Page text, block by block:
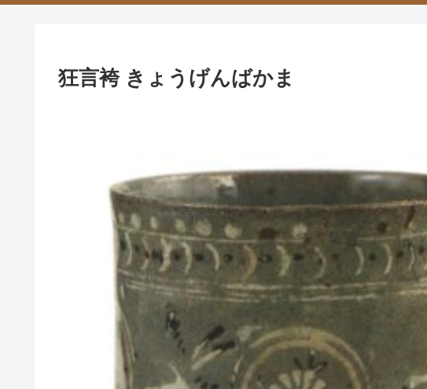
狂言袴 きょうげんばかま